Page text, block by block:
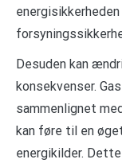
Desuden kan
konsekvenser.
sammenlignet
kan føre til en
energikilder.